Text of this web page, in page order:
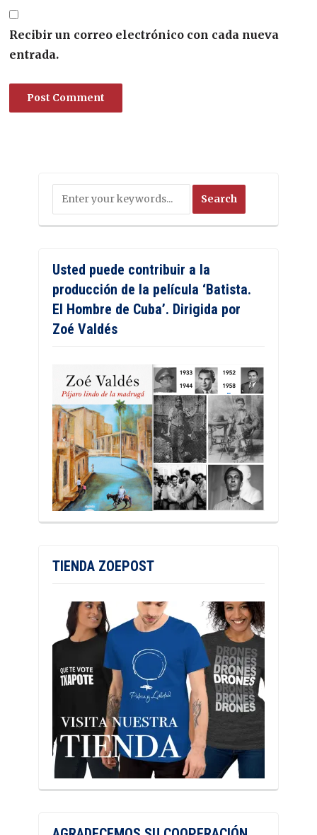
Recibir un correo electrónico con cada nueva
entrada.
Usted puede contribuir a la
producción de la película ‘Batista.
El Hombre de Cuba’. Dirigida por
Zoé Valdés
TIENDA ZOEPOST